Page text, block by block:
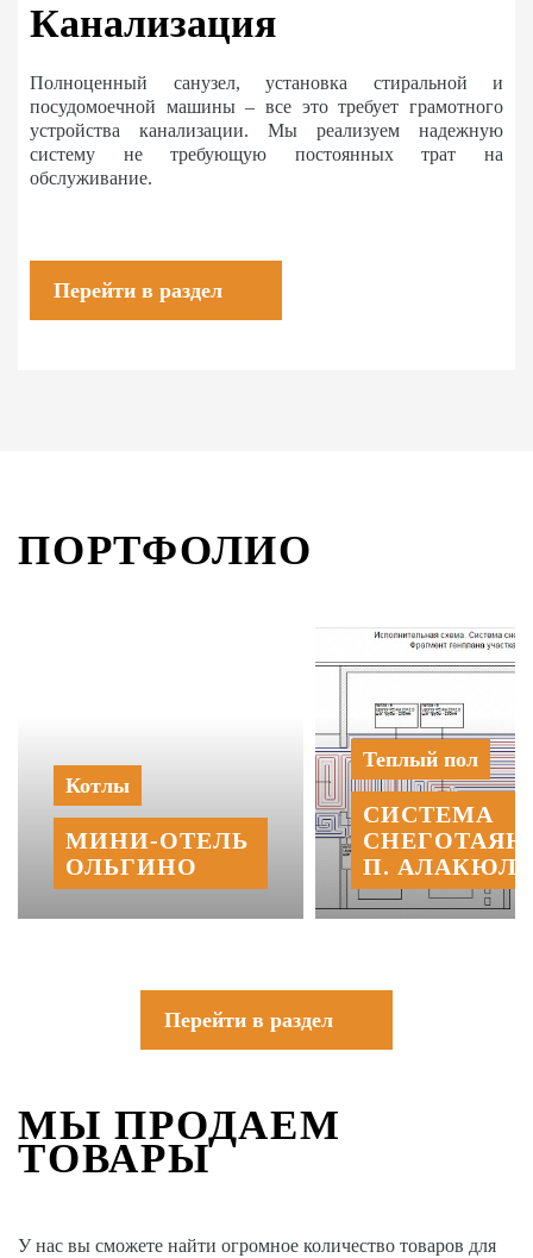
Канализация
Полноценный санузел, установка стиральной и
посудомоечной машины – все это требует грамотного
устройства канализации. Мы реализуем надежную
систему не требующую постоянных трат на
обслуживание.
Перейти в раздел
ПОРТФОЛИО
Котлы
МИНИ‑‏ОТЕЛЬ
ОЛЬГИНО
Теплый пол
СИСТЕМА
П.
Перейти в раздел
МЫ ПРОДАЕМ
ТОВАРЫ
У нас вы сможете найти огромное количество товаров для